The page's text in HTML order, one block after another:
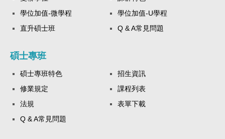
學位加值-微學程
學位加值-U學程
直升碩士班
Q & A常見問題
碩士專班
碩士專班特色
招生資訊
修業規定
課程列表
法規
表單下載
Q & A常見問題